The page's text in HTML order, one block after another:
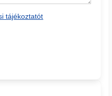
tájékoztatót